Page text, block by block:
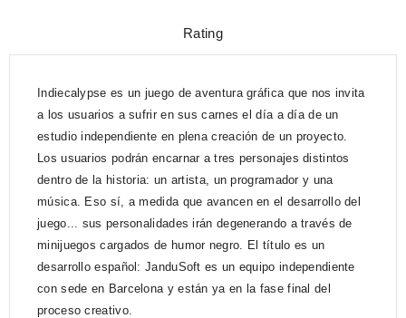
Rating
Indiecalypse es un juego de aventura gráfica que nos invita
a los usuarios a sufrir en sus carnes el día a día de un
estudio independiente en plena creación de un proyecto.
Los usuarios podrán encarnar a tres personajes distintos
dentro de la historia: un artista, un programador y una
música. Eso sí, a medida que avancen en el desarrollo del
juego... sus personalidades irán degenerando a través de
minijuegos cargados de humor negro. El título es un
desarrollo español: JanduSoft es un equipo independiente
con sede en Barcelona y están ya en la fase final del
proceso creativo.